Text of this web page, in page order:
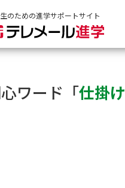
のための進学サポートサイト
ワード「仕掛け